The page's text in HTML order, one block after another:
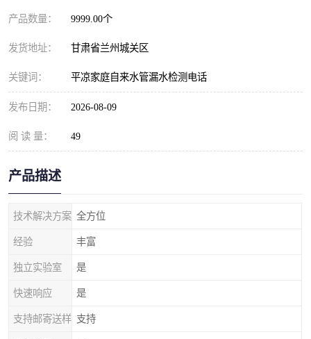
产品数量： 9999.00个
发货地址： 甘肃省兰州城关区
关键词： 平凉家庭自来水管漏水检测电话
发布日期： 2026-08-09
阅 读 量： 49
产品描述
技术解决方案 全方位
经验 丰富
独立实验室 是
快速响应 是
支持邮寄送样 支持